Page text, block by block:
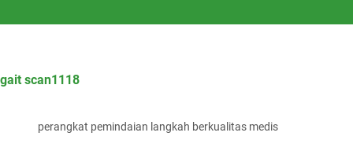
gait scan1118
perangkat pemindaian langkah berkualitas medis